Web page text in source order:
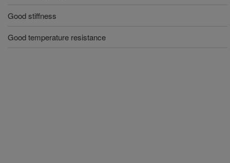
Good stiffness
Good temperature resistance